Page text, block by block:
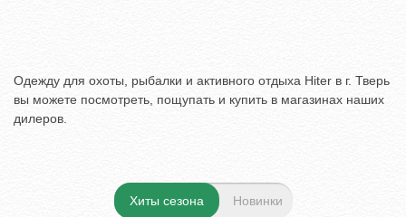
Одежду для охоты, рыбалки и активного отдыха Hiter в г. Тверь
вы можете посмотреть, пощупать и купить в магазинах наших
дилеров.
Хиты сезона Новинки